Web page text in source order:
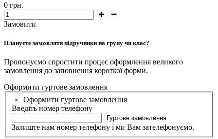
0 грн.
Замовити
Плануєте замовляти підручники на групу чи клас?
Пропонуємо спростити процес оформлення великого
замовлення до заповнення короткої форми.
Оформити гуртове замовлення
×
Оформити гуртове замовлення
Введіть номер телефону
Гуртове замовлення
Залиште нам номер телефону і ми Вам зателефонуємо.